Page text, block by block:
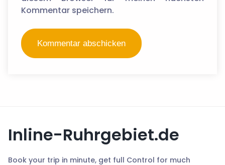
Kommentar speichern.
Inline-Ruhrgebiet.de
Book your trip in minute, get full Control for much